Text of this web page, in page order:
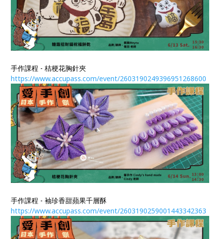
手作課程 - 桔梗花胸針夾
https://www.accupass.com/event/2603190249396951268600
手作課程 - 袖珍香甜蘋果千層酥
https://www.accupass.com/event/2603190259001443342363​​​​​​​